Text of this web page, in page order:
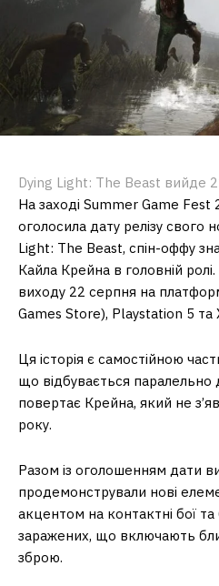
Dying Light: The Beast вийде
На заході Summer Game Fest
оголосила дату релізу свого
Light: The Beast, спін-оффу
Кайла Крейна в головній
виходу 22 серпня на
Games Store), Playstation 5 та
Ця історія є самостійною
що відбувається
повертає Крейна, який не
року.
Разом із оголошенням дати
продемонстрували нові
акцентом на контактні бої та
заражених, що включають
зброю.